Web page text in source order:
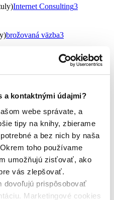
a kontaktnými údajmi?
webe správate, a
tipy na knihy, zbierame
a bez nich by naša
toho používame
umožňujú zisťovať, ako
vás zlepšovať.
dovoľujú prispôsobovať
Marketingové cookies
Internet Consulting3
brožovaná väzba3